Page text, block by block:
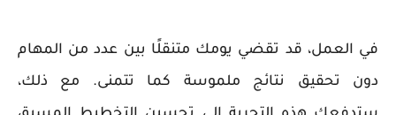
في العمل، قد تقضي يومك متنقلًا بين عدد من المهام
دون تحقيق نتائج ملموسة كما تتمنى. مع ذلك،